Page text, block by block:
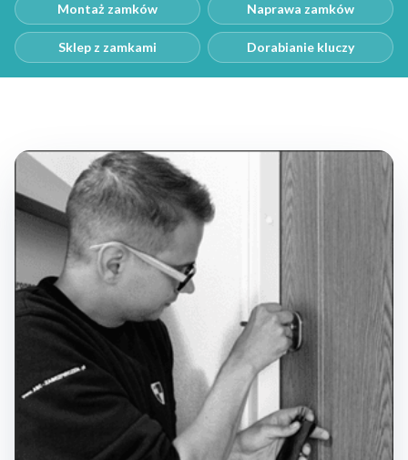
Montaż zamków Naprawa zamków
Sklep z zamkami Dorabianie kluczy